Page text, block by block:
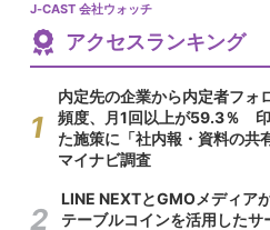
J-CAST 会社ウォッチ
アクセスランキング
内定先の企業から内定者フォ
頻度、月1回以上が59.3％
た施策に「社内報・資料の
マイナビ調査
LINE NEXTとGMOメディア
テーブルコインを活用したサ